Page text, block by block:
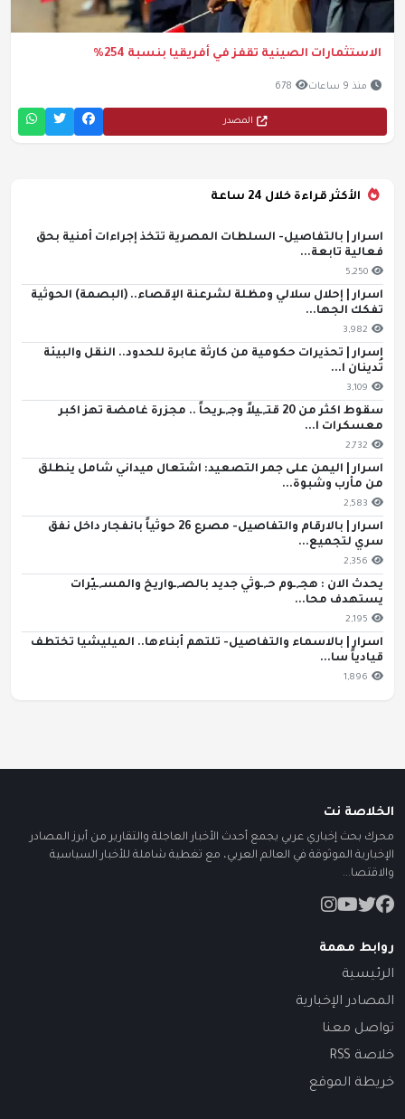
الاستثمارات الصينية تقفز في أفريقيا بنسبة 254%
منذ 9 ساعات 678
المصدر
الأكثر قراءة خلال 24 ساعة
اسرار | بالتفاصيل- السلطات المصرية تتخذ إجراءات أمنية بحق
فعالية تابعة...
5,250
اسرار | إحلال سلالي ومظلة لشرعنة الإقصاء.. (البصمة) الحوثية
تفكك الجها...
3,982
اسرار | تحذيرات حكومية من كارثة عابرة للحدود.. النقل والبيئة
تُدينان ا...
3,109
سقوط اكثر من 20 قتـ,ـيلاً وجـ,ـريحاً .. مجزرة غامضة تهز اكبر
معسكرات ا...
2,732
اسرار | اليمن على جمر التصعيد: اشتعال ميداني شامل ينطلق
من مأرب وشبوة...
2,583
اسرار | بالارقام والتفاصيل- مصرع 26 حوثياً بانفجار داخل نفق
سري لتجميع...
2,356
يحدث الان : هجـ,ـوم حـ,ـوثي جديد بالصـ,ـواريخ والمسـ,ـيّرات
يستهدف محا...
2,195
اسرار | بالاسماء والتفاصيل- تلتهم أبناءها.. الميليشيا تختطف
قيادياً سا...
1,896
الخلاصة نت
محرك بحث إخباري عربي يجمع أحدث الأخبار العاجلة والتقارير من أبرز المصادر
الإخبارية الموثوقة في العالم العربي، مع تغطية شاملة للأخبار السياسية
والاقتصا...
روابط مهمة
الرئيسية
المصادر الإخبارية
تواصل معنا
خلاصة RSS
خريطة الموقع